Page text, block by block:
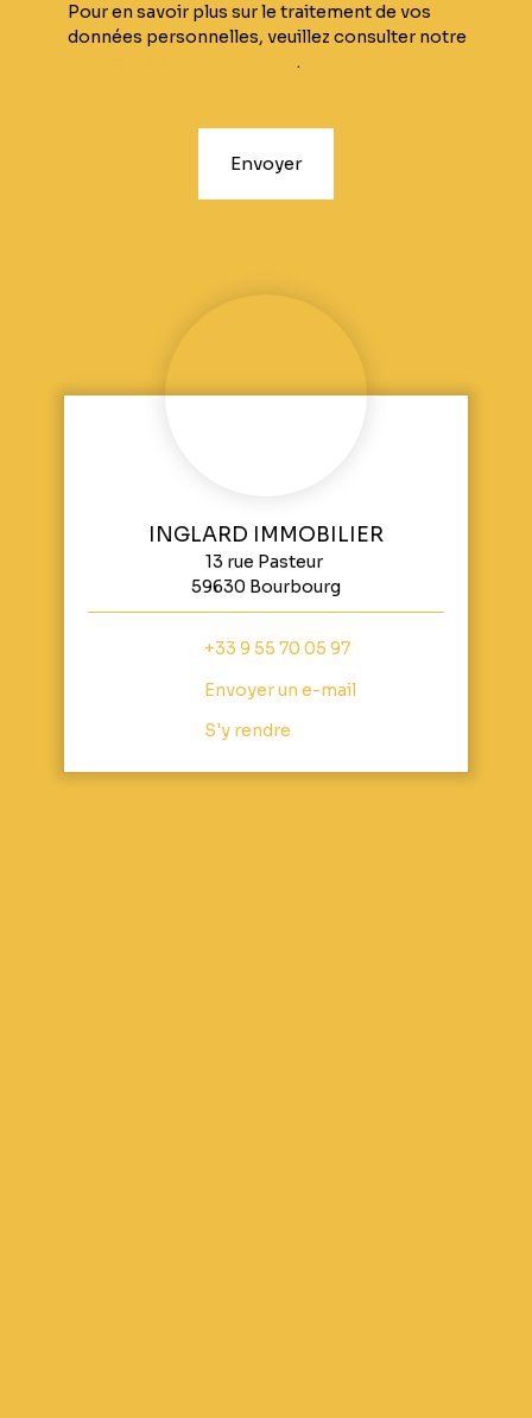
Pour en savoir plus sur le traitement de vos
données personnelles, veuillez consulter notre
.
Envoyer
INGLARD IMMOBILIER
13 rue Pasteur
59630 Bourbourg
+33 9 55 70 05 97
Envoyer un e-mail
S'y rendre